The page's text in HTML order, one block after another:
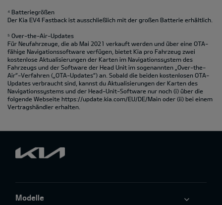
⁴ Batteriegrößen
Der Kia EV4 Fastback ist ausschließlich mit der großen Batterie erhältlich.
⁵ Over-the-Air-Updates
Für Neufahrzeuge, die ab Mai 2021 verkauft werden und über eine OTA-
fähige Navigationssoftware verfügen, bietet Kia pro Fahrzeug zwei
kostenlose Aktualisierungen der Karten im Navigationssystem des
Fahrzeugs und der Software der Head Unit im sogenannten „Over-the-
Air“-Verfahren („OTA-Updates“) an. Sobald die beiden kostenlosen OTA-
Updates verbraucht sind, kannst du Aktualisierungen der Karten des
Navigationssystems und der Head-Unit-Software nur noch (i) über die
folgende Webseite https://update.kia.com/EU/DE/Main oder (ii) bei einem
Vertragshändler erhalten.
Modelle